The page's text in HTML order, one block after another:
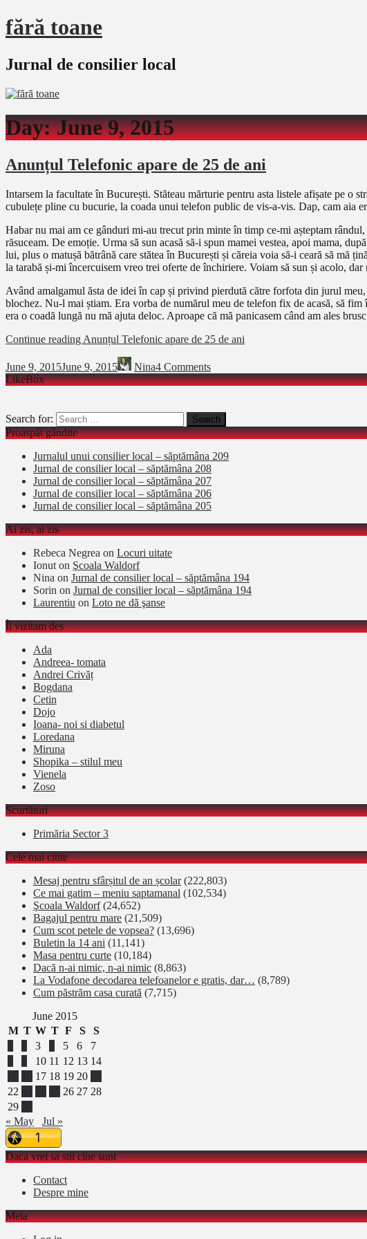
fără toane
Jurnal de consilier local
Day:June 9, 2015
Anunțul Telefonic apare de 25 de ani
Intarsem la facultate în București. Stăteau mărturie pentru asta listele afișate pe o
cubulețe pline cu bucurie, la coada unui telefon public de vis-a-vis. Dap, cam aia
Habar nu mai am ce gânduri mi-au trecut prin minte în timp ce-mi așteptam
răsuceam. De emoție. Urma să sun acasă să-i spun mamei vestea, apoi mama,
lui, plus o matușă bătrână care stătea în București și căreia voia să-i ceară să mă
la tarabă și-mi încercuisem vreo trei oferte de închiriere. Voiam să sun și acolo,
Având amalgamul ăsta de idei în cap și privind pierdută către forfota din jurul
blochez. Nu-l mai știam. Era vorba de numărul meu de telefon fix de acasă, să
era o coadă lungă nu mă ajuta deloc. Aproape că mă panicasem când am ales
Continue reading Anunțul Telefonic apare de 25 de ani
June 9, 2015June 9, 2015 Nina4 Comments
LikeBox
Search for:
Proaspăt gândite
Jurnalul unui consilier local – săptămâna 209
Jurnal de consilier local – săptămâna 208
Jurnal de consilier local – săptămâna 207
Jurnal de consilier local – săptămâna 206
Jurnal de consilier local – săptămâna 205
Ai zis, ai zis
Rebeca Negrea on Locuri uitate
Ionut on Şcoala Waldorf
Nina on Jurnal de consilier local – săptămâna 194
Sorin on Jurnal de consilier local – săptămâna 194
Laurentiu on Loto ne dă şanse
Îi vizitam des
Ada
Andreea- tomata
Andrei Crivăț
Bogdana
Cetin
Dojo
Ioana- noi si diabetul
Loredana
Miruna
Shopika – stilul meu
Vienela
Zoso
Scurtături
Primăria Sector 3
Cele mai citite
Mesaj pentru sfârșitul de an școlar (222,803)
Ce mai gatim – meniu saptamanal (102,534)
Şcoala Waldorf (24,652)
Bagajul pentru mare (21,509)
Cum scot petele de vopsea? (13,696)
Buletin la 14 ani (11,141)
Masa pentru curte (10,184)
Dacă n-ai nimic, n-ai nimic (8,863)
La Vodafone decodarea telefoanelor e gratis, dar… (8,789)
Cum păstrăm casa curată (7,715)
June 2015
M T W T F S
S
3 5 6
7
10 11 12 13 14
17 18 19 20
22
26 27 28
29
« May
Jul »
Daca vrei sa stii cine sunt
Contact
Despre mine
Meta